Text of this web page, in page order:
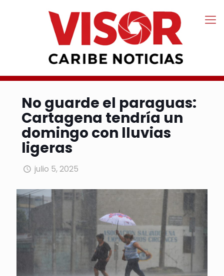
No guarde el paraguas:
Cartagena tendría un
domingo con lluvias
ligeras
julio 5, 2025